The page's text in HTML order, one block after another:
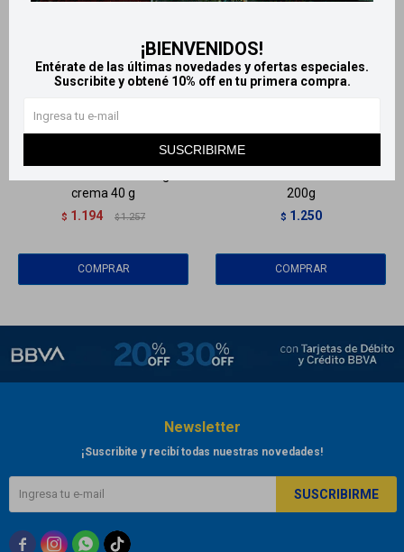
¡BIENVENIDOS!
Entérate de las últimas novedades y ofertas especiales.
Suscribite y obtené 10% off en tu primera compra.
SUSCRIBIRME
LlegaHOY
crema 40 g
$ 1.194 $ 1.257
LlegaHOY
200g
$ 1.250
Newsletter
¡Suscribite y recibí todas nuestras novedades!
SUSCRIBIRME
  